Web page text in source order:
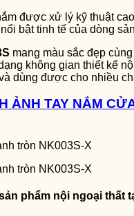
được xử lý kỹ thuật
bật tinh tế của dòng
mang màu sắc đẹp
không gian thiết kế
dùng được cho nhiều
ẢNH TAY NẮM
phẩm nội ngoại thất